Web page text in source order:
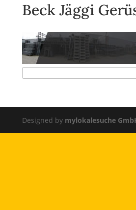
Beck Jäggi
Designed by mylokalesuche